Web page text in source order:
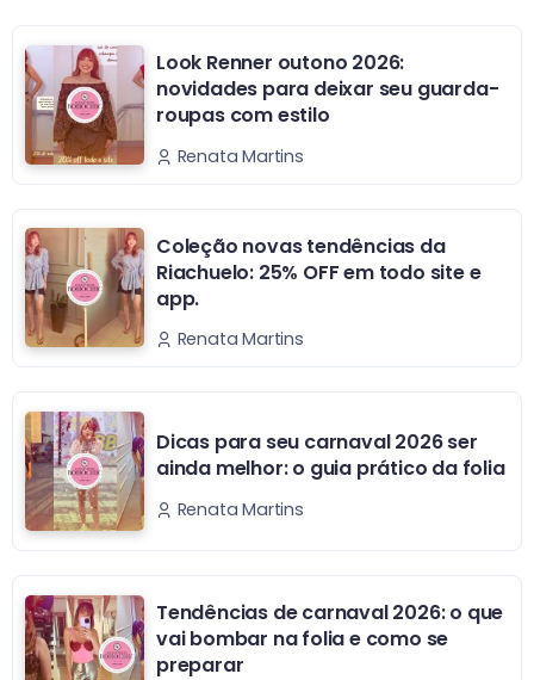
Look Renner outono 2026:
novidades para deixar seu guarda-
roupas com estilo
Renata Martins
Coleção novas tendências da
Riachuelo: 25% OFF em todo site e
app.
Renata Martins
Dicas para seu carnaval 2026 ser
ainda melhor: o guia prático da folia
Renata Martins
Tendências de carnaval 2026: o que
vai bombar na folia e como se
preparar